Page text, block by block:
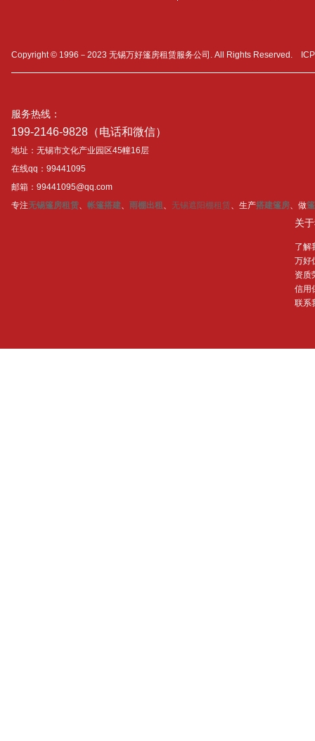
Copyright © 1996－2023 无锡万好篷房租赁服务公司. All Rights Reserved.
服务热线：
199-2146-9828（电话和微信）
地址：无锡市文化产业园区45幢16层
在线qq：99441095
邮箱：99441095@qq.com
专注无锡篷房租赁、 帐篷搭建、 雨棚出租 、 无锡遮阳棚租赁、生产搭建篷房、做
关
了解
万好
资质
信用
联系